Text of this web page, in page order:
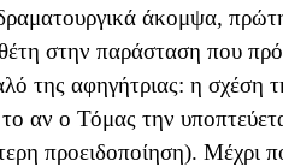
άκομψα,
στην παράσταση που
της αφηγήτριας: η σχέση
το αν ο Τόμας την
προειδοποίηση). Μέχρι